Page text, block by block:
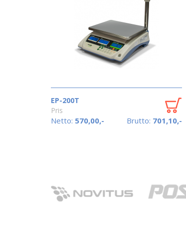
EP-200T
Pris
Netto: 570,00,- Brutto: 701,10,-